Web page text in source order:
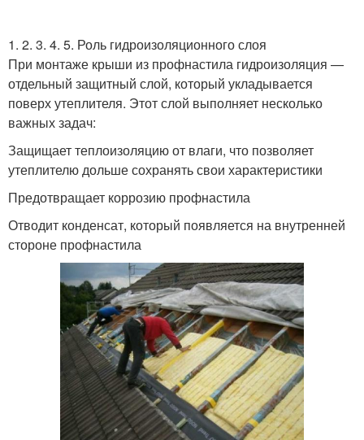
1. 2. 3. 4. 5. Роль гидроизоляционного слоя
При монтаже крыши из профнастила гидроизоляция —
отдельный защитный слой, который укладывается
поверх утеплителя. Этот слой выполняет несколько
важных задач:
Защищает теплоизоляцию от влаги, что позволяет
утеплителю дольше сохранять свои характеристики
Предотвращает коррозию профнастила
Отводит конденсат, который появляется на внутренней
стороне профнастила